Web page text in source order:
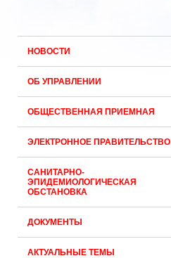
НОВОСТИ
ОБ УПРАВЛЕНИИ
ОБЩЕСТВЕННАЯ ПРИЕМНАЯ
ЭЛЕКТРОННОЕ ПРАВИТЕЛЬСТВО
САНИТАРНО-
ЭПИДЕМИОЛОГИЧЕСКАЯ
ОБСТАНОВКА
ДОКУМЕНТЫ
АКТУАЛЬНЫЕ ТЕМЫ